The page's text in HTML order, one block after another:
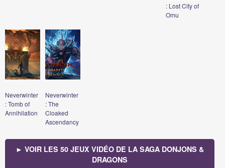
: Lost City of
Omu
Neverwinter
: Tomb of
Annihilation
Neverwinter
: The
Cloaked
Ascendancy
► VOIR LES 50 JEUX VIDÉO DE LA SAGA DONJONS &
DRAGONS